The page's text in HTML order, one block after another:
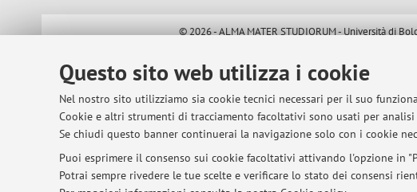
Questo sito web utilizza i cookie
Nel nostro sito utilizziamo sia cookie tecnici necessari per il suo
Cookie e altri strumenti di tracciamento facoltativi sono usati per
Se chiudi questo banner continuerai la navigazione solo con i cookie
Puoi esprimere il consenso sui cookie facoltativi attivando l'opzione in
Potrai sempre rivedere le tue scelte e verificare lo stato dei consensi
© 2026 - ALMA MATER STUDIORUM - Università di